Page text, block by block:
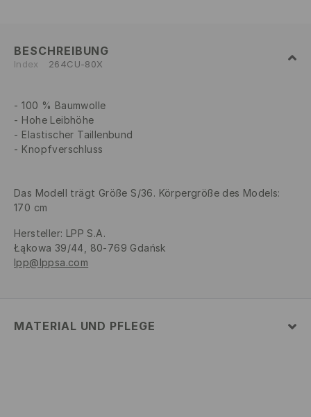
BESCHREIBUNG
Index 264CU-80X
100 % Baumwolle
Hohe Leibhöhe
Elastischer Taillenbund
Knopfverschluss
Das Modell trägt Größe S/36. Körpergröße des Models:
170 cm
Hersteller: LPP S.A.
Łąkowa 39/44, 80-769 Gdańsk
lpp@lppsa.com
MATERIAL UND PFLEGE